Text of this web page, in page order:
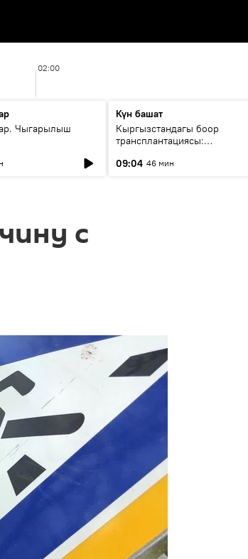
02:00
Чыгарылыш
Күн башат
Кыргызстандагы боор
трансплантациясы:
келечеги
09:04 46 мин
с